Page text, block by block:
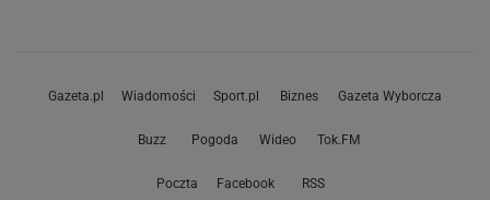
Gazeta.pl Wiadomości Sport.pl Biznes Gazeta Wyborcza
Buzz Pogoda Wideo Tok.FM
Poczta Facebook RSS